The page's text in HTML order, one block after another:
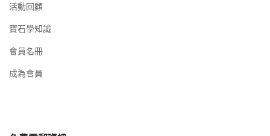
活動回顧
寶石學知識
會員名冊
成為會員